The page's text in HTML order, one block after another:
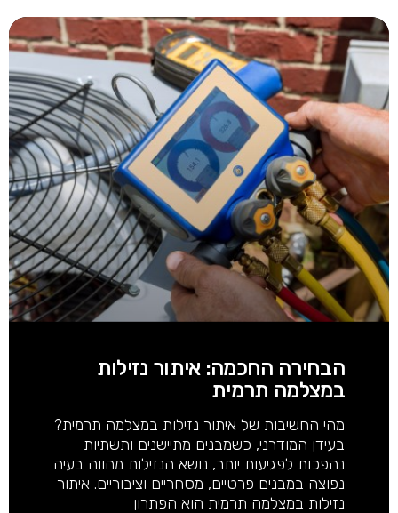
הבחירה החכמה: איתור נזילות
במצלמה תרמית
מהי החשיבות של איתור נזילות במצלמה תרמית?
בעידן המודרני, כשמבנים מתיישנים ותשתיות
נהפכות לפגיעות יותר, נושא הנזילות מהווה בעיה
נפוצה במבנים פרטיים, מסחריים וציבוריים. איתור
נזילות במצלמה תרמית הוא הפתרון